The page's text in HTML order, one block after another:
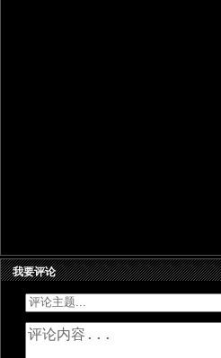
我要评论